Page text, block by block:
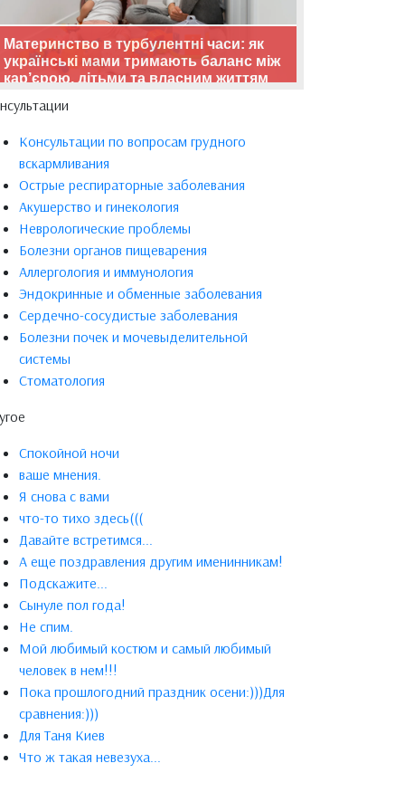
Материнство в турбулентні часи: як
українські мами тримають баланс між
кар’єрою, дітьми та власним життям
Консультации по вопросам грудного
вскармливания
Острые респираторные заболевания
Акушерство и гинекология
Неврологические проблемы
Болезни органов пищеварения
Аллергология и иммунология
Эндокринные и обменные заболевания
Сердечно-сосудистые заболевания
Болезни почек и мочевыделительной
системы
Стоматология
Спокойной ночи
ваше мнения.
Я снова с вами
что-то тихо здесь(((
Давайте встретимся...
А еще поздравления другим именинникам!
Подскажите...
Сынуле пол года!
Не спим.
Мой любимый костюм и самый любимый
человек в нем!!!
Пока прошлогодний праздник осени:)))Для
сравнения:)))
Для Таня Киев
Что ж такая невезуха...